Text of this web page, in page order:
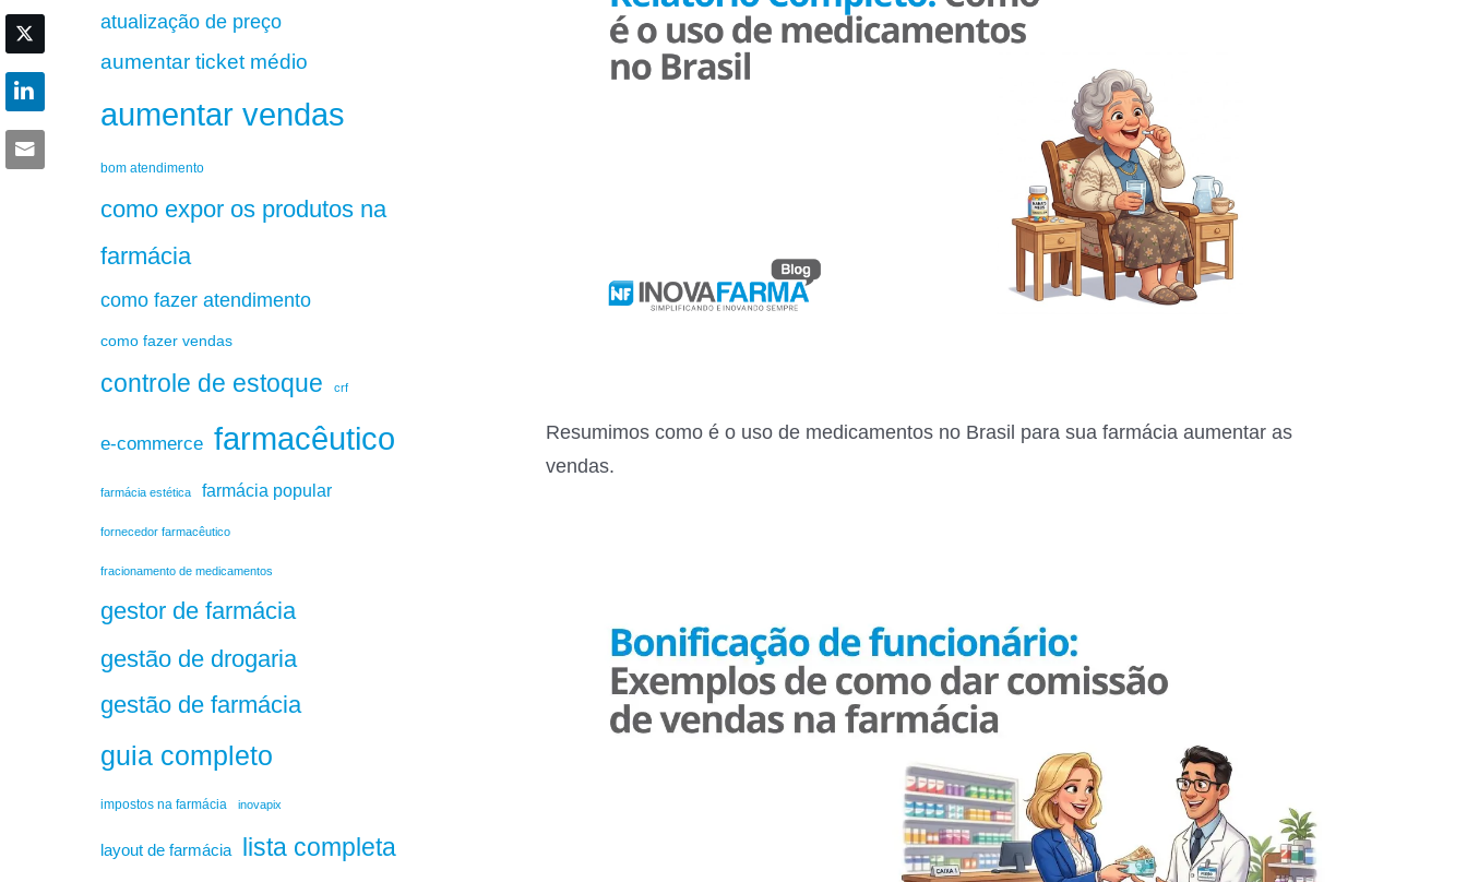
atualização de preço
aumentar ticket médio
aumentar vendas
bom atendimento
como expor os produtos na
farmácia
como fazer atendimento
como fazer vendas
controle de estoque crf
e-commerce farmacêutico
farmácia estética farmácia popular
fornecedor farmacêutico
fracionamento de medicamentos
gestor de farmácia
gestão de drogaria
gestão de farmácia
guia completo
impostos na farmácia inovapix
layout de farmácia lista completa
Resumimos como é o uso de medicamentos no Brasil para sua farmácia aumentar as
vendas.